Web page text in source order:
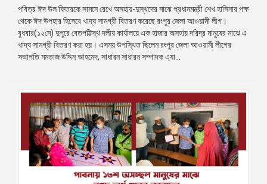
পবিত্র ঈদ উল ফিতরকে সামনে রেখে অসহায়-দুস্থদের মাঝে প্রধানমন্ত্রী শেখ হাসিনার পক্ষ
থেকে ঈদ উপহার হিসেবে খাদ্য সামগ্রী বিতরণ করেছে রংপুর জেলা আওয়ামী লীগ।
বুধবার(১২মে) দুপুরে বেতপট্টিস্থ দলীয় কার্যালয়ে এক হাজার অসহায় দরিদ্র মানুষের মাঝে এ
খাদ্য সামগ্রী বিতরণ করা হয়। এসময় উপস্থিত ছিলেন রংপুর জেলা আওয়ামী লীগের
সভাপতি মমতাজ উদ্দিন আহমেদ, সাধারন সাধারন সম্পাদক এ্যা...